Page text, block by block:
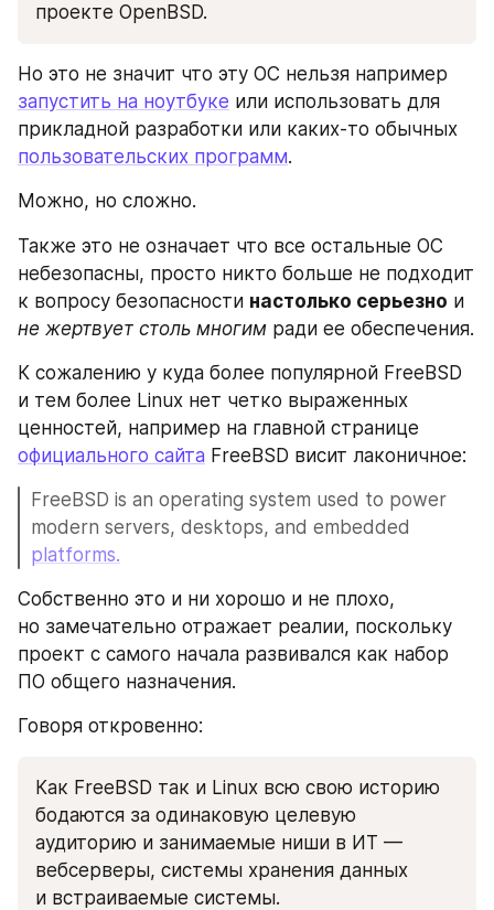
проекте OpenBSD.
запустить на ноутбуке или использовать для
пользовательских программ.
Можно, но сложно.
Также это не означает что все остальные ОС
небезопасны, просто никто больше не подходит
к вопросу безопасности настолько серьезно
не жертвует столь многим ради ее обеспечения.
К сожалению у куда более популярной FreeBSD
и тем более Linux нет четко выраженных
официального сайта FreeBSD висит лаконичное:
FreeBSD is an operating system used to power
platforms.
Собственно это и ни хорошо и не плохо,
но замечательно отражает реалии, поскольку
проект с самого начала развивался как набор
ПО общего назначения.
Говоря откровенно:
Как FreeBSD так и Linux всю свою историю
бодаются за одинаковую целевую
аудиторию и занимаемые ниши в ИТ —
вебсерверы, системы хранения данных
и встраиваемые системы.